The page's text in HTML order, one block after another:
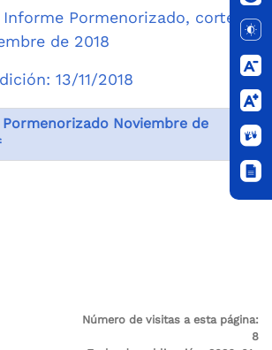
Pormenorizado, corte
de 2018
13/11/2018
Noviembre de
Número de visitas a esta página:
8